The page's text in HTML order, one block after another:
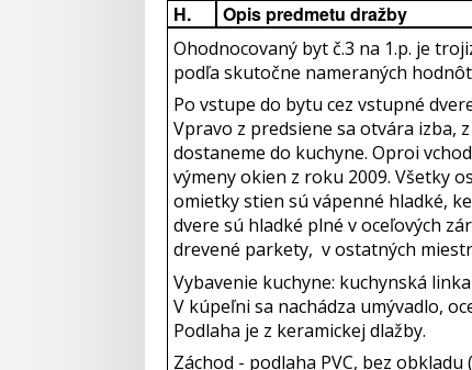
H. Opis predmetu dražby
Ohodnocovaný byt č.3 na 1.p. je
podľa skutočne nameraných
Po vstupe do bytu cez vstupné
Vpravo z predsiene sa otvára izba,
dostaneme do kuchyne. Oproi
výmeny okien z roku 2009. Všetky
omietky stien sú vápenné hladké,
dvere sú hladké plné v oceľových
drevené parkety, v ostatných
Vybavenie kuchyne: kuchynská
V kúpeľni sa nachádza umývadlo,
Podlaha je z keramickej dlažby.
Záchod - podlaha PVC, bez